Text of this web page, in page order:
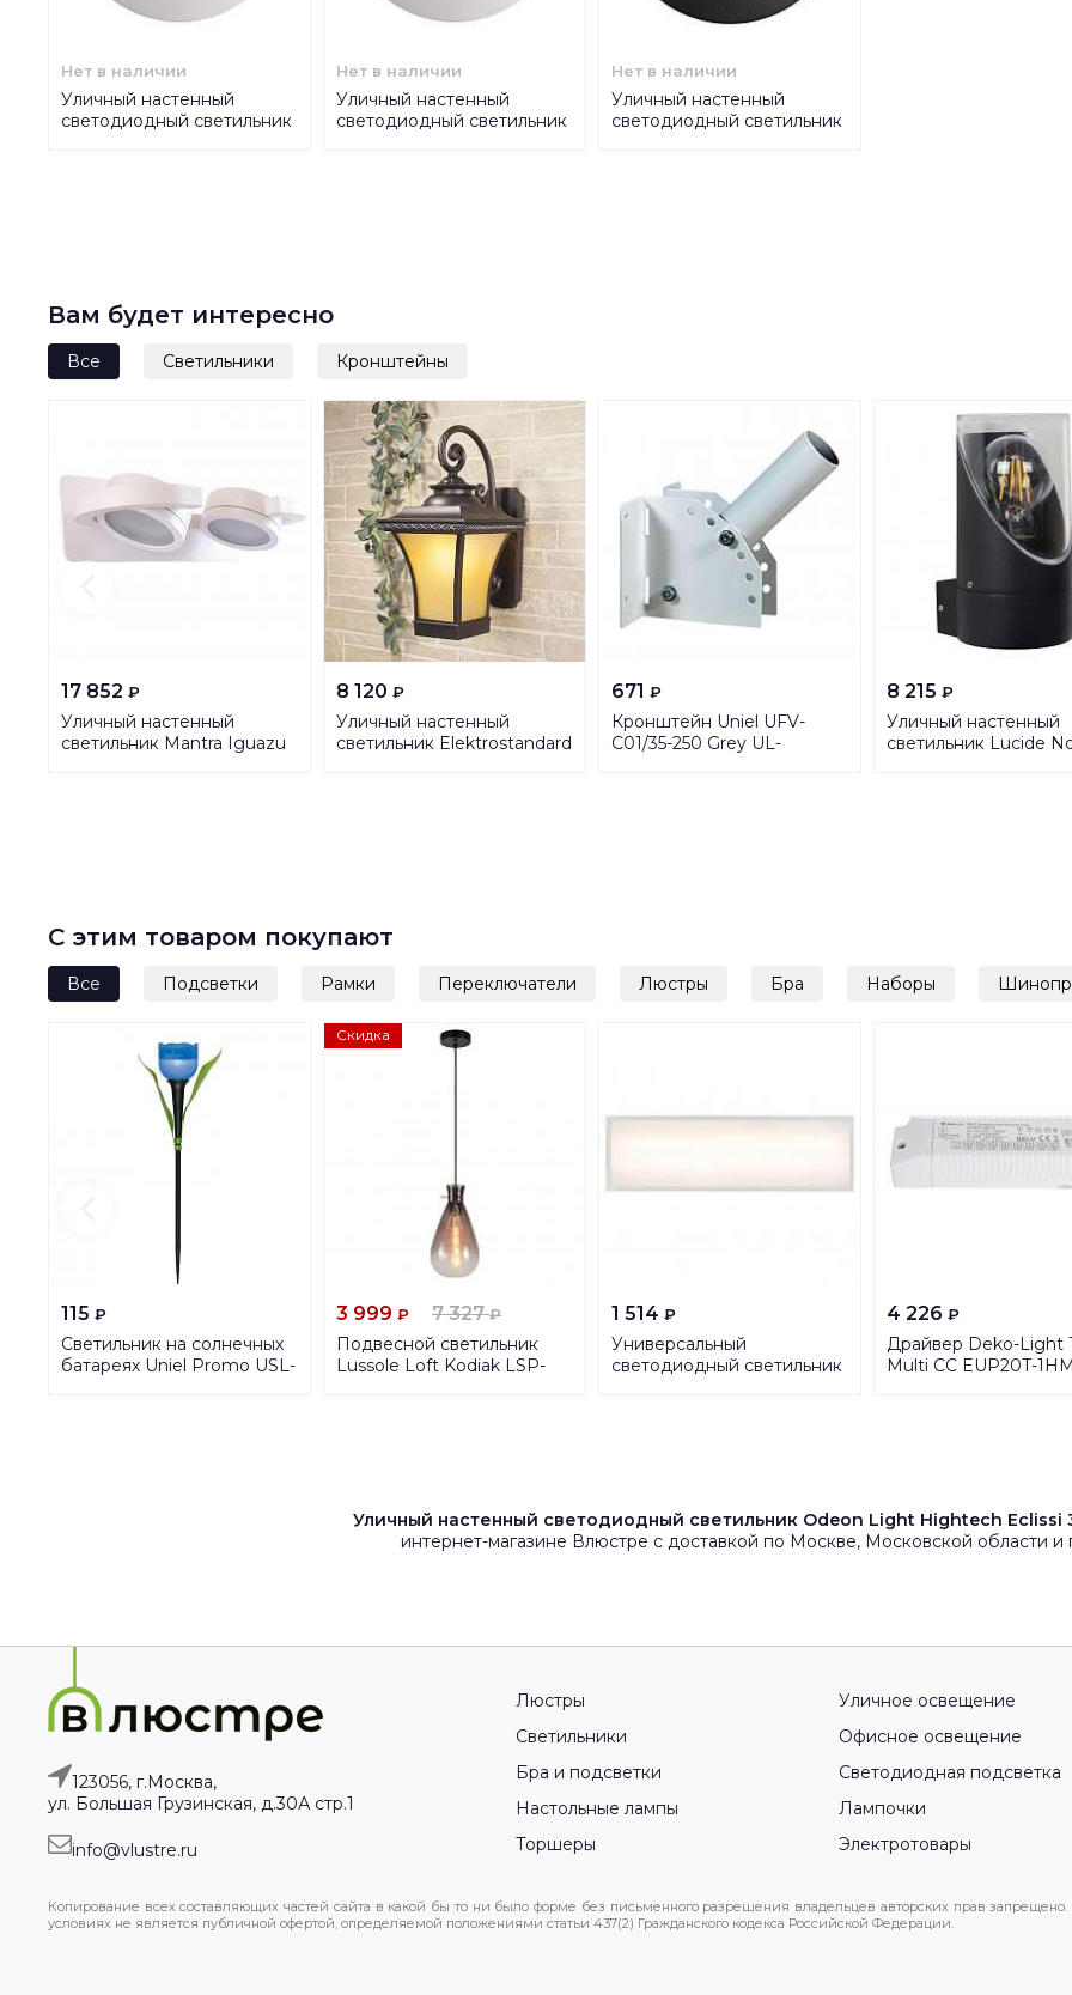
Нет в наличии
Уличный настенный
светодиодный светильник
Нет в наличии
Уличный настенный
светодиодный светильник
Нет в наличии
Уличный настенный
светодиодный светильник
Вам будет интересно
Все Светильники Кронштейны
17 852 ₽
Уличный настенный
светильник Mantra Iguazu
8 120 ₽
Уличный настенный
светильник Elektrostandard
671 ₽
Кронштейн Uniel UFV-
C01/35-250 Grey UL-
8 215 ₽
Уличный настенный
светильник Lucide
С этим товаром покупают
Все Подсветки Рамки Переключатели Люстры Бра Наборы
115 ₽
Светильник на солнечных
батареях Uniel Promo USL-
Скидка
3 999 ₽ 7 327₽
Подвесной светильник
Lussole Loft Kodiak LSP-
1 514 ₽
Универсальный
светодиодный светильник
4 226 ₽
Драйвер Deko-Light
Multi CC EUP20T-
Уличный настенный светодиодный светильник Odeon Light Hightech Eclissi
интернет-магазине Влюстре с доставкой по Москве, Московской области и
123056, г.Москва,
ул. Большая Грузинская, д.30А стр.1
info@vlustre.ru
Люстры
Светильники
Бра и подсветки
Настольные лампы
Торшеры
Уличное освещение
Офисное освещение
Светодиодная подсветка
Лампочки
Электротовары
Копирование всех составляющих частей сайта в какой бы то ни было форме без письменного разрешения владельцев авторских прав
условиях не является публичной офертой, определяемой положениями статьи 437(2) Гражданского кодекса Российской Федерации.